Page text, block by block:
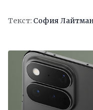
Текст: София